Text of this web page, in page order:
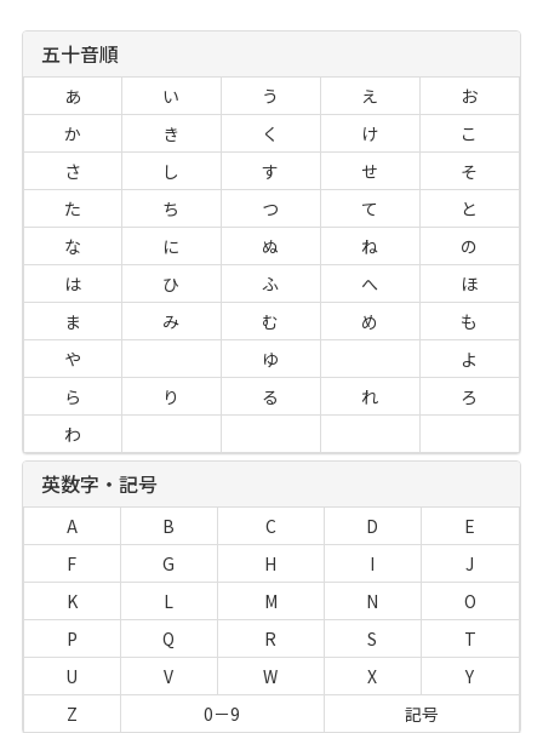
五十音順
あ い う え
お
か
き く け
こ
さ
し す せ
そ
た
ち つ て
と
な
に ぬ ね
の
は
ひ ふ へ
ほ
ま
み む め
も
や
ゆ
よ
ら
り る れ
ろ
わ
英数字・記号
A B C D
E
F
G H I
J
K
L M N
O
P
Q R S
T
U
V W X
Y
Z
0－9 記号